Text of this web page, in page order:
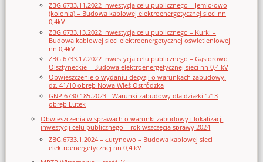
ZBG.6733.11.2022 Inwestycja celu publicznego – Jemiołowo
(kolonia) – Budowa kablowej elektroenergetycznej sieci nn
0,4kV
ZBG.6733.13.2022 Inwestycja celu publicznego – Kurki –
Budowa kablowej sieci elektroenergetycznej oświetleniowej
nn 0,4kV
ZBG.6733.17.2022 Inwestycja celu publicznego – Gąsiorowo
Olsztyneckie – Budowa elektroenergetycznej sieci nn 0,4 kV
Obwieszczenie o wydaniu decyzji o warunkach zabudowy,
dz. 41/10 obręb Nowa Wieś Ostródzka
GNP.6730.185.2023 - Warunki zabudowy dla działki 1/13
obręb Lutek
Obwieszczenia w sprawach o warunki zabudowy i lokalizacji
inwestycji celu publicznego – rok wszczęcia sprawy 2024
ZBG.6733.1.2024 – Łutynowo – Budowa kablowej sieci
elektroenergetycznej nn 0,4 kV